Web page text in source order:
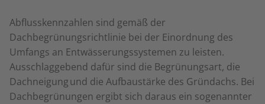
Abflusskennzahlen sind gemäß der
Dachbegrünungsrichtlinie bei der Einordnung des
Umfangs an Entwässerungssystemen zu leisten.
Ausschlaggebend dafür sind die Begrünungsart, die
Dachneigung und die Aufbaustärke des Gründachs. Bei
Dachbegrünungen ergibt sich daraus ein sogenannter